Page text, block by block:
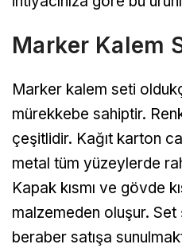
Marker Kalem
Marker kalem seti
mürekkebe sahiptir.
çeşitlidir. Kağıt karton
metal tüm yüzeylerde
Kapak kısmı ve gövde
malzemeden oluşur. Set
beraber satışa